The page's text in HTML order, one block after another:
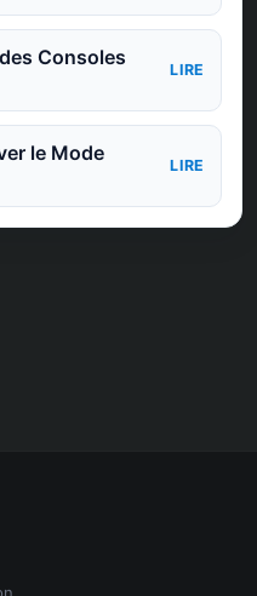
Consoles
LIRE
le Mode
LIRE